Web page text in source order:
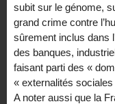
subit sur le génome,
grand crime contre
sûrement inclus dans
des banques,
faisant parti des «
« externalités
A noter aussi que la